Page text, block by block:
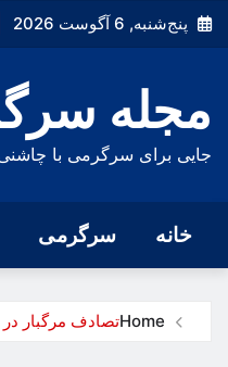
Skip
to
پنج‌شنبه, 6 آگوست 2026
مجله
جایی برای سرگرمی با
خانه سرگرمی
Homeتصادف مرگبار